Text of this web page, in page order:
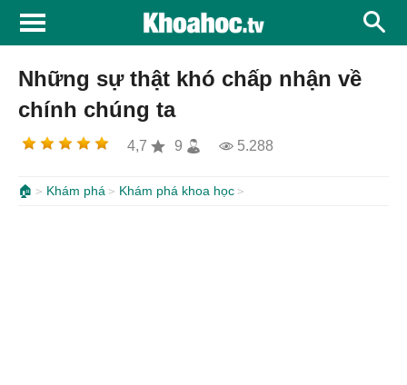
Những sự thật khó chấp nhận về
chính chúng ta
4,7 9 5.288
🏠 Khám phá Khám phá khoa học